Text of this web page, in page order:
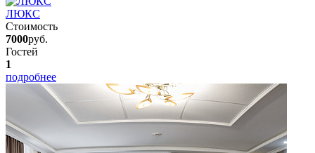
ЛЮКС
Стоимость
7000руб.
Гостей
1
подробнее